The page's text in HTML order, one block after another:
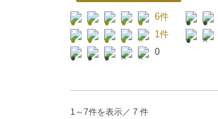
6件
1件
0
1～7件を表示／ 7 件